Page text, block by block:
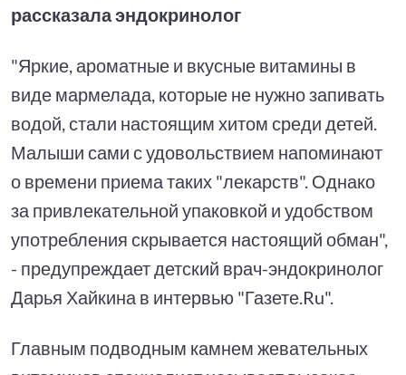
рассказала эндокринолог
"Яркие, ароматные и вкусные витамины в
виде мармелада, которые не нужно запивать
водой, стали настоящим хитом среди детей.
Малыши сами с удовольствием напоминают
о времени приема таких "лекарств". Однако
за привлекательной упаковкой и удобством
употребления скрывается настоящий обман",
- предупреждает детский врач-эндокринолог
Дарья Хайкина в интервью "Газете.Ru".
Главным подводным камнем жевательных